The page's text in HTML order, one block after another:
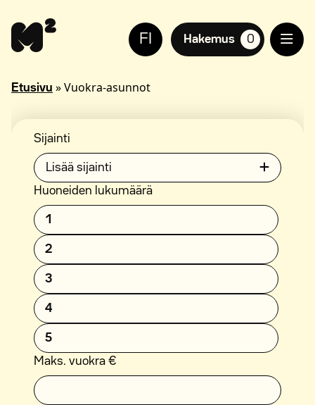
sisältöön
sivuston
käyttöön
FI Hakemus
suosikkiasuntoja,
0
Etusivu »Vuokra-asunnot
Sijainti
Lisää sijainti
Huoneiden lukumäärä
1
2
3
4
5
Maks. vuokra €